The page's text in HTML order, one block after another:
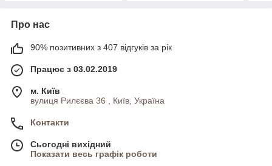
Про нас
90% позитивних з 407 відгуків за рік
Працює з 03.02.2019
м. Київ
вулиця Рилєєва 36 , Київ, Україна
Контакти
Сьогодні вихідний
Показати весь графік роботи